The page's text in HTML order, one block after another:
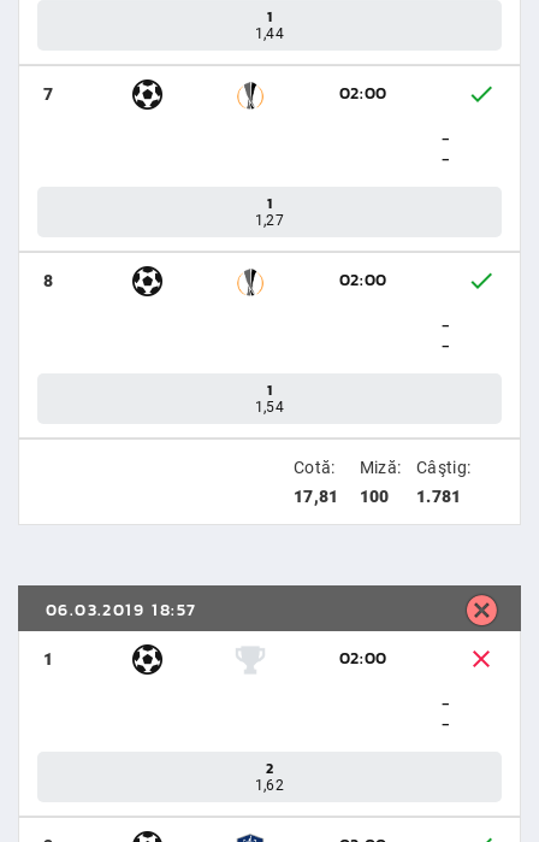
1
1,44
7
02:00
-
-
1
1,27
8
02:00
-
-
1
1,54
Cotă:
17,81
Miză:
100
Câştig:
1.781
06.03.2019 18:57
1
02:00
-
-
2
1,62